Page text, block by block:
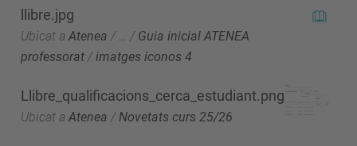
llibre.jpg
Ubicat a Atenea / … / Guia inicial ATENEA
professorat /imatges iconos 4
Llibre_qualificacions_cerca_estudiant.png
Ubicat a Atenea /Novetats curs 25/26